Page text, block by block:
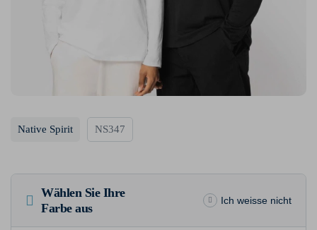
Native Spirit NS347
Wählen Sie Ihre
Farbe aus
Ich weisse nicht